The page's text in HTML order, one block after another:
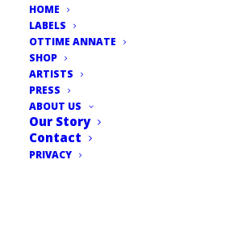
HOME
LABELS
OTTIME ANNATE
SHOP
ARTISTS
PRESS
ABOUT US
Our Story
Contact
PRIVACY